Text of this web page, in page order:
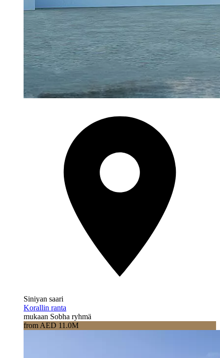
Siniyan saari
Korallin ranta
mukaan Sobha ryhmä
from AED 11.0M